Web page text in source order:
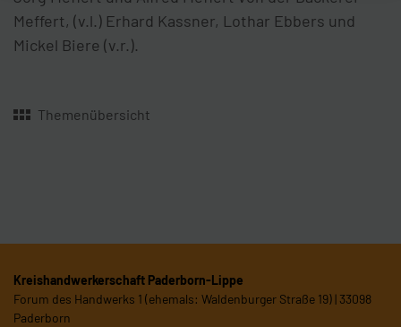
Meffert, (v.l.) Erhard Kassner, Lothar Ebbers und
Mickel Biere (v.r.).
Themenübersicht
Kreishandwerkerschaft Paderborn-Lippe
Forum des Handwerks 1 (ehemals: Waldenburger Straße 19) | 33098
Paderborn